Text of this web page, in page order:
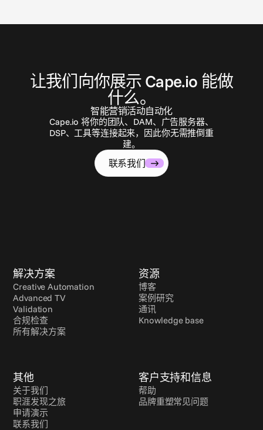
联 系我 们
让我们向你展示 Cape.io 能做
什么。
智能营销活动自动化
Cape.io 将你的团队、DAM、广告服务器、
DSP、工具等连接起来，因此你无需推倒重
建。
联系我们
解决方案
Creative Automation
Advanced TV
Validation
合规检查
所有解决方案
资源
博客
案例研究
通讯
Knowledge base
其他
关于我们
职涯发现之旅
申请演示
联系我们
客户支持和信息
帮助
品牌重塑常见问题